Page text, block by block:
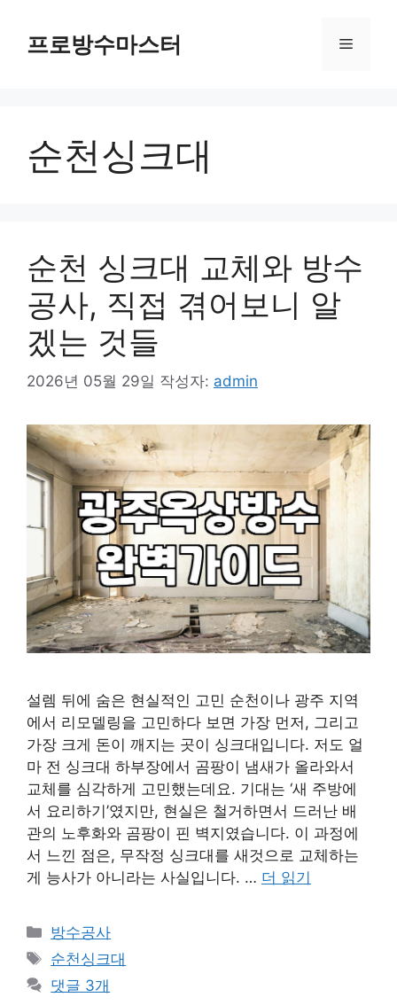
프로방수마스터 메
순천싱크대
순천 싱크대 교체와 방수
공사, 직접 겪어보니 알
겠는 것들
2026년 05월 29일 작성자: admin
설렘 뒤에 숨은 현실적인 고민 순천이나 광주 지역
에서 리모델링을 고민하다 보면 가장 먼저, 그리고
가장 크게 돈이 깨지는 곳이 싱크대입니다. 저도 얼
마 전 싱크대 하부장에서 곰팡이 냄새가 올라와서
교체를 심각하게 고민했는데요. 기대는 ‘새 주방에
서 요리하기’였지만, 현실은 철거하면서 드러난 배
관의 노후화와 곰팡이 핀 벽지였습니다. 이 과정에
서 느낀 점은, 무작정 싱크대를 새것으로 교체하는
게 능사가 아니라는 사실입니다. … 더 읽기
카
테
리
방수공사
태
그
순천싱크대
댓글 3개